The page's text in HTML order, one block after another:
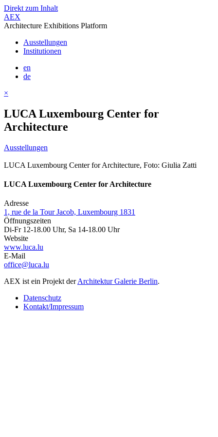
Direkt zum Inhalt
AEX
Architecture Exhibitions Platform
Ausstellungen
Institutionen
en
de
×
LUCA Luxembourg Center for
Architecture
Ausstellungen
LUCA Luxembourg Center for Architecture, Foto: Giulia Zatti
LUCA Luxembourg Center for Architecture
Adresse
1, rue de la Tour Jacob, Luxembourg 1831
Öffnungszeiten
Di-Fr 12-18.00 Uhr, Sa 14-18.00 Uhr
Website
www.luca.lu
E-Mail
office@luca.lu
AEX ist ein Projekt derArchitektur Galerie Berlin.
Datenschutz
Kontakt/Impressum